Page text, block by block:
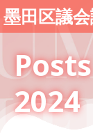
墨田区議
2024